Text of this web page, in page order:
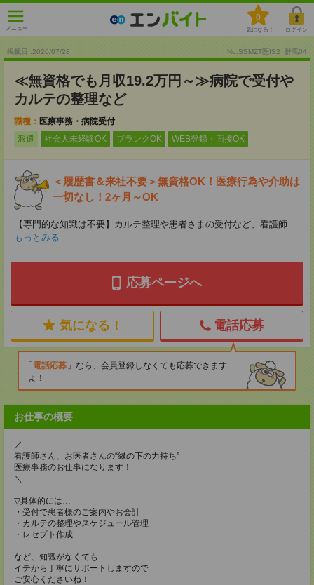
メニュー
0
気になる！ ログイン
掲載日 :2026/07/28 No.SSMZT医IS2_群馬04
≪無資格でも月収19.2万円～≫病院で受付や
カルテの整理など
職種： 医療事務・病院受付
派遣
社会人未経験OK ブランクOK WEB登録・面接OK
＜履歴書＆来社不要＞無資格OK！医療行為や介助は
一切なし！2ヶ月～OK
【専門的な知識は不要】カルテ整理や患者さまの受付など、看護師 ...
もっとみる
応募ページへ
気になる！ 電話応募
電話応募
なら、会員登録しなくても応募できます
よ！
お仕事の概要
／
看護師さん、お医者さんの“縁の下の力持ち”
医療事務のお仕事になります！
＼
▽具体的には…
・受付で患者様のご案内やお会計
・カルテの整理やスケジュール管理
・レセプト作成
など、知識がなくても
イチから丁寧にサポートしますので
ご安心くださいね！